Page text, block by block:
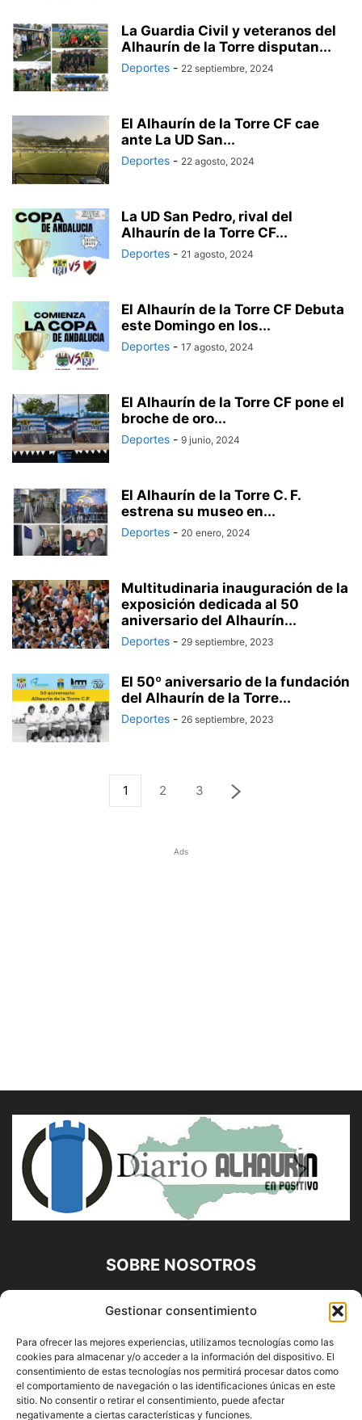
Gestionar consentimiento
Para ofrecer las mejores experiencias, utilizamos tecnologías como las
cookies para almacenar y/o acceder a la información del dispositivo. El
consentimiento de estas tecnologías nos permitirá procesar datos como
el comportamiento de navegación o las identificaciones únicas en este
sitio. No consentir o retirar el consentimiento, puede afectar
negativamente a ciertas características y funciones.
La Guardia Civil y veteranos del
Alhaurín de la Torre disputan...
Deportes - 22 septiembre, 2024
El Alhaurín de la Torre CF cae
ante La UD San...
Deportes - 22 agosto, 2024
La UD San Pedro, rival del
Alhaurín de la Torre CF...
Deportes - 21 agosto, 2024
El Alhaurín de la Torre CF Debuta
este Domingo en los...
Deportes - 17 agosto, 2024
El Alhaurín de la Torre CF pone el
broche de oro...
Deportes - 9 junio, 2024
El Alhaurín de la Torre C. F.
estrena su museo en...
Deportes - 20 enero, 2024
Multitudinaria inauguración de la
exposición dedicada al 50
aniversario del Alhaurín...
Deportes - 29 septiembre, 2023
El 50º aniversario de la fundación
del Alhaurín de la Torre...
Deportes - 26 septiembre, 2023
1 2 3
Ads
SOBRE NOSOTROS
Diario Alhaurín (www.alhaurindelatorre.com) Propiedad de
Francisco E. López López | 639 95 71 95 | Noticias de
Alhaurín de la Torre, Málaga y Provincia|
Contáctanos:info@alhaurindelatorre.com
SÍGUENOS